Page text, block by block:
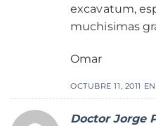
excavatum,
muchisimas
Omar
OCTUBRE 11, 2011
Doctor Jorge